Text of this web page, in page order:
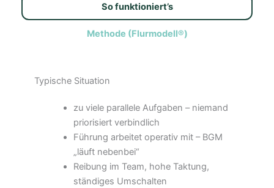
So funktioniert’s
Methode (Flurmodell®)
Typische Situation
zu viele parallele Aufgaben – niemand
priorisiert verbindlich
Führung arbeitet operativ mit – BGM
„läuft nebenbei“
Reibung im Team, hohe Taktung,
ständiges Umschalten